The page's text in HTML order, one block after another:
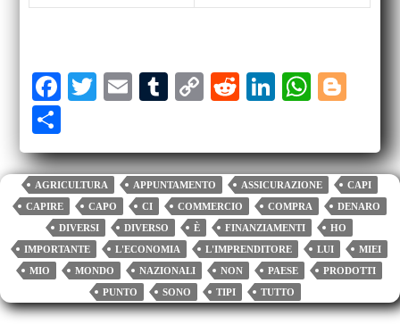
Fa
bo
ok
T
tte
r
E
ail
T
m
bl
r
C
y
Li
nk
R
di
t
Li
ed
In
W
ts
A
pp
ge
r
ha
re
AGRICULTURA APPUNTAMENTO ASSICURAZIONE
CAPI
CAPIRE
CAPO CI COMMERCIO COMPRA
DENARO
DIVERSI
DIVERSO È FINANZIAMENTI
HO
IMPORTANTE
L'ECONOMIA L'IMPRENDITORE LUI
MIEI
MIO
MONDO NAZIONALI NON PAESE
PRODOTTI
PUNTO
SONO TIPI TUTTO